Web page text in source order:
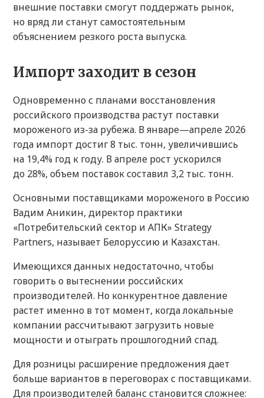
внешние поставки смогут поддержать рынок,
но вряд ли станут самостоятельным
объяснением резкого роста выпуска.
Импорт заходит в сезон
Одновременно с планами восстановления
российского производства растут поставки
мороженого из-за рубежа. В январе—апреле 2026
года импорт достиг 8 тыс. тонн, увеличившись
на 19,4% год к году. В апреле рост ускорился
до 28%, объем поставок составил 3,2 тыс. тонн.
Основными поставщиками мороженого в Россию
Вадим Аникин, директор практики
«Потребительский сектор и АПК» Strategy
Partners, называет Белоруссию и Казахстан.
Имеющихся данных недостаточно, чтобы
говорить о вытеснении российских
производителей. Но конкурентное давление
растет именно в тот момент, когда локальные
компании рассчитывают загрузить новые
мощности и отыграть прошлогодний спад.
Для розницы расширение предложения дает
больше вариантов в переговорах с поставщиками.
Для производителей баланс становится сложнее: